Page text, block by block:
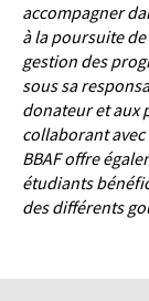
accompagner
à la poursuite de
gestion des
sous sa
donateur et aux
collaborant
BBAF offre
étudiants
des différents